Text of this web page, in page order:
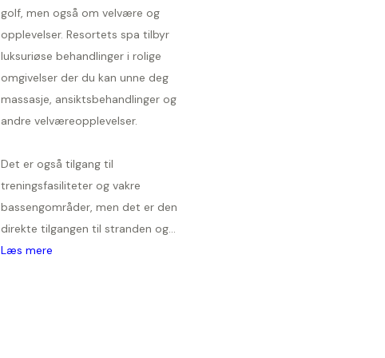
golf, men også om velvære og
opplevelser. Resortets spa tilbyr
luksuriøse behandlinger i rolige
omgivelser der du kan unne deg
massasje, ansiktsbehandlinger og
andre velværeopplevelser.
Det er også tilgang til
treningsfasiliteter og vakre
bassengområder, men det er den
direkte tilgangen til stranden og...
Læs mere